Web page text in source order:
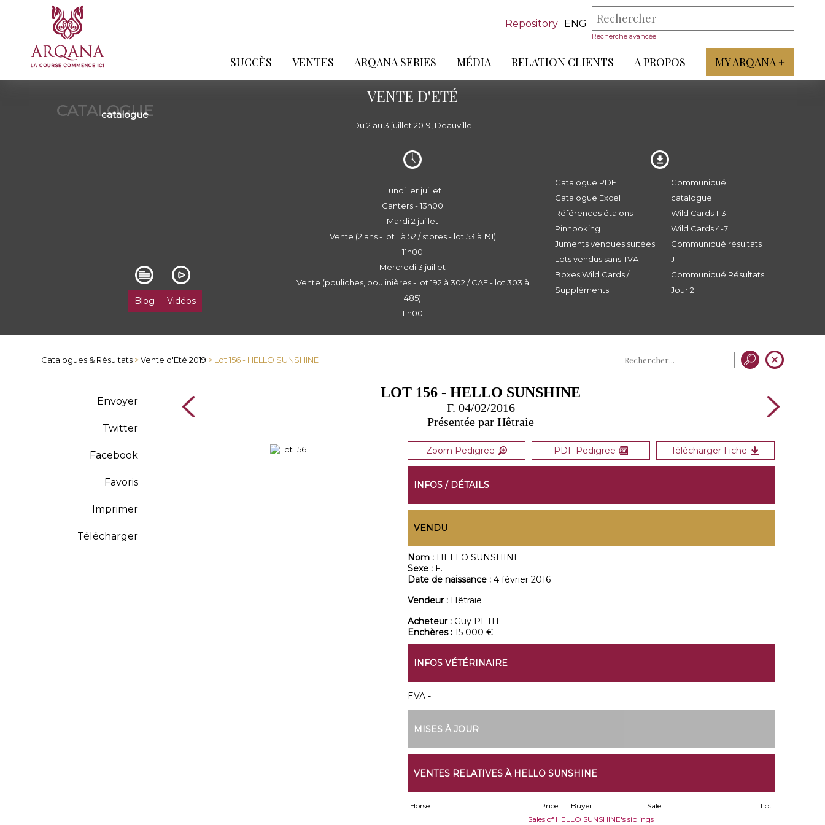
Repository ENG
Recherche avancée
SUCCÈS VENTES ARQANA SERIES MÉDIA RELATION CLIENTS A PROPOS MY ARQANA +
CATALOGUE
catalogue
VENTE D'ETÉ
Du 2 au 3 juillet 2019, Deauville
Blog Vidéos
Lundi 1er juillet
Canters - 13h00
Mardi 2 juillet
Vente (2 ans - lot 1 à 52 / stores - lot 53 à 191)
11h00
Mercredi 3 juillet
Vente (pouliches, poulinières - lot 192 à 302 / CAE - lot 303 à
485)
11h00
Catalogue PDF
Catalogue Excel
Références étalons
Pinhooking
Juments vendues suitées
Lots vendus sans TVA
Boxes Wild Cards /
Suppléments
Communiqué
catalogue
Wild Cards 1-3
Wild Cards 4-7
Communiqué résultats
J1
Communiqué Résultats
Jour 2
Catalogues & Résultats >Vente d'Eté 2019 > Lot 156 - HELLO SUNSHINE
Envoyer
Twitter
Facebook
Favoris
Imprimer
Télécharger
LOT 156 - HELLO SUNSHINE
F. 04/02/2016
Présentée par Hêtraie
Zoom Pedigree PDF Pedigree Télécharger Fiche
INFOS / DÉTAILS
VENDU
Nom : HELLO SUNSHINE
Sexe : F.
Date de naissance : 4 février 2016
Vendeur : Hêtraie
Acheteur : Guy PETIT
Enchères : 15 000 €
INFOS VÉTÉRINAIRE
EVA -
MISES À JOUR
VENTES RELATIVES À HELLO SUNSHINE
Horse Price Buyer Sale
Lot
Sales of HELLO SUNSHINE's siblings